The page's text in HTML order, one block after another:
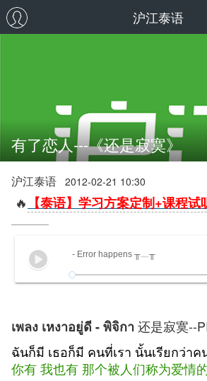
沪江泰语
有了恋人---《还是寂寞》
沪江泰语 2012-02-21 10:30
🔥 【泰语】学习方案定制+课程试
- Error happens ╥﹏╥
เพลง เหงาอยู่ดี - พิจิกา还是寂寞--
ฉันก็มี เธอก็มี คนที่เรา นั้นเรียกว่าค
你有 我也有 那个被人们称为爱情